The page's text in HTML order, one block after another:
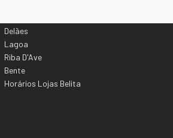
Delães
Lagoa
Riba D'Ave
Bente
Horários Lojas Belita